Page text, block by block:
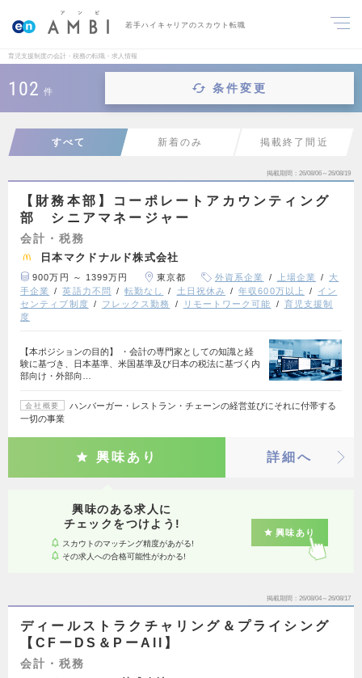
若手ハイキャリアのスカウト転職
育児支援制度の会計・税務の転職・求人情報
102 件 条件変更
すべて 新着のみ 掲載終了間近
掲載期間 26/08/06～26/08/19
【財務本部】コーポレートアカウンティング
部 シニアマネージャー
会計・税務
日本マクドナルド株式会社
900万円 ～ 1399万円 東京都 外資系企業 上場企業
大
手企業
英語力不問 転勤なし 土日祝休み 年収600万以上
イン
センティブ制度
フレックス勤務 リモートワーク可能
育児支援制
度
【本ポジションの目的】 ・会計の専門家としての知識と経
験に基づき、日本基準、米国基準及び日本の税法に基づく内
部向け・外部向…
会社概要
ハンバーガー・レストラン・チェーンの経営並びにそれに付帯する
一切の事業
興味あり 詳細へ
興味のある求人に
チェックをつけよう!
スカウトのマッチング精度があがる!
その求人への合格可能性がわかる!
興味あり
掲載期間 26/08/04～26/08/17
ディールストラクチャリング＆プライシング
【CFーDS＆PーAll】
会計・税務